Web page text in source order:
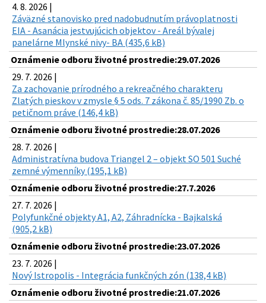
4. 8. 2026 |
Záväzné stanovisko pred nadobudnutím právoplatnosti
EIA - Asanácia jestvujúcich objektov - Areál bývalej
panelárne Mlynské nivy- BA (435,6 kB)
Oznámenie odboru životné prostredie:29.07.2026
29. 7. 2026 |
Za zachovanie prírodného a rekreačného charakteru
Zlatých pieskov v zmysle § 5 ods. 7 zákona č. 85/1990 Zb. o
petičnom práve (146,4 kB)
Oznámenie odboru životné prostredie:28.07.2026
28. 7. 2026 |
Administratívna budova Triangel 2 – objekt SO 501 Suché
zemné výmenníky (195,1 kB)
Oznámenie odboru životné prostredie:27.7.2026
27. 7. 2026 |
Polyfunkčné objekty A1, A2, Záhradnícka - Bajkalská
(905,2 kB)
Oznámenie odboru životné prostredie:23.07.2026
23. 7. 2026 |
Nový Istropolis - Integrácia funkčných zón (138,4 kB)
Oznámenie odboru životné prostredie:21.07.2026